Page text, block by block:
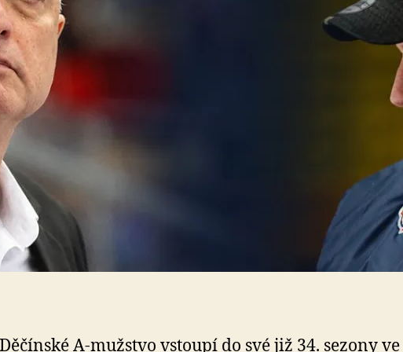
Děčínské A-mužstvo vstoupí do své již 34. sezony ve